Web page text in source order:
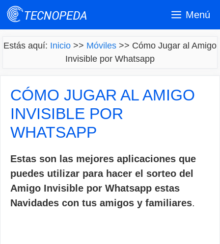
Saltar
Menú
Estás aquí: Inicio >> Móviles >> Cómo Jugar al Amigo
Invisible por Whatsapp
CÓMO JUGAR AL AMIGO
INVISIBLE POR
WHATSAPP
Estas son las mejores aplicaciones que
puedes utilizar para hacer el sorteo del
Amigo Invisible por Whatsapp estas
Navidades con tus amigos y familiares.